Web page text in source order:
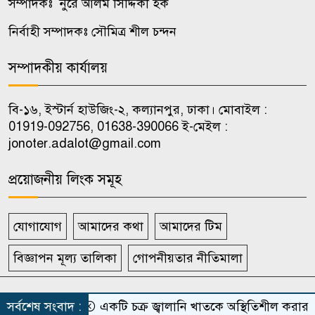
বেনাপোল আন্তর্জাতিক চেকপোস্ট
প্রধান
সন্তানের মাথা গোঁজার ঠাঁই পেতে
মাথার চুল বিক্রি করলেন মা
১০
সম্পাদকঃ নুরে আলম সিদ্দিকী হক
নির্বাহী সম্পাদকঃ সৌমিত্র শীল চন্দন
সম্পাদকীয় কার্যালয়
বি-১৬, ইস্টার্ন হাউজিং-২, কল্যানপুর, ঢাকা। মোবাইল :
01919-092756, 01638-390066 ই-মেইল :
jonoter.adalot@gmail.com
প্রয়োজনীয় লিংক সমূহ
যোগাযোগ আমাদের কথা আমাদের টিম
বিজ্ঞাপন মূল্য তালিকা গোপনীয়তার নীতিমালা
সর্বস্বত্ব সংরক্ষিত দৈনিক জনতার আদালত
সর্বশেষ সংবাদ : একটি চক্র জ্বালানি খাতকে অস্থিতিশীল করার